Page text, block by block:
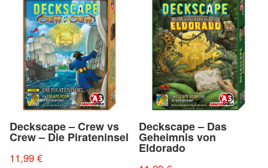
Deckscape – Crew vs
Crew – Die Pirateninsel
11,99 €
Deckscape – Das
Geheimnis von
Eldorado